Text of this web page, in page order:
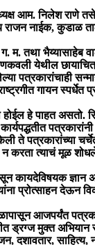
आम. निलेश
राजन नाईक, कुडाळ
म. तथा भैय्यासाहेब
येथील
पत्रकारांचाही
गायन स्पर्धेत
हे पाहत असतो.
ते पत्रकारांच्या
करता त्याचं मूळ
कायदेविषयक
प्रोत्साहन देऊन
आजपर्यंत
ड्रग्ज मुक्त
साहित्य,